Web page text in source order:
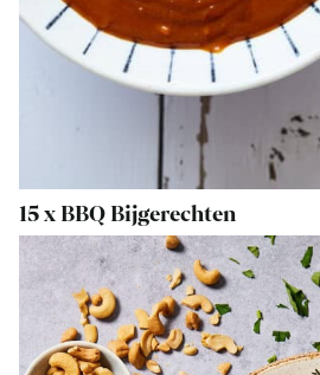
15 x BBQ Bijgerechten